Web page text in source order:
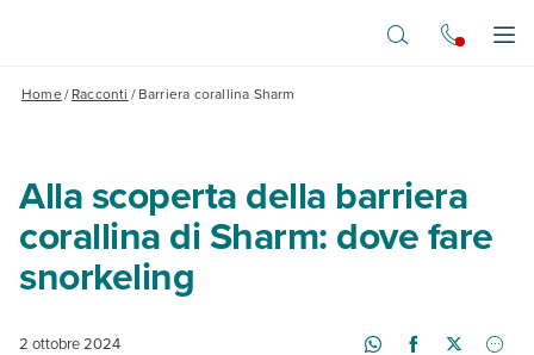
Home/Racconti /Barriera corallina Sharm
Alla scoperta della barriera
corallina di Sharm: dove fare
snorkeling
2 ottobre 2024